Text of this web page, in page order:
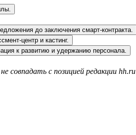
до заключения смарт-контракта.
центр и кастинг.
к развитию и удержанию персонала.
совпадать с позицией редакции hh.ru